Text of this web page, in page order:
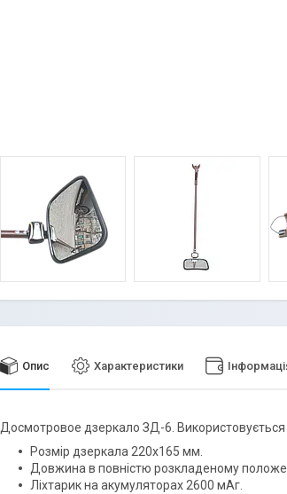
Опис Характеристики
Досмотровое дзеркало ЗД-6. Використовується
Розмір дзеркала 220х165 мм.
Довжина в повністю розкладеному
Ліхтарик на акумуляторах 2600 мАг.